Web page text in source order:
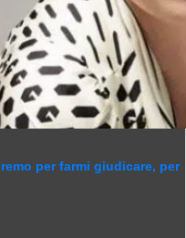
per farmi giudicare, per